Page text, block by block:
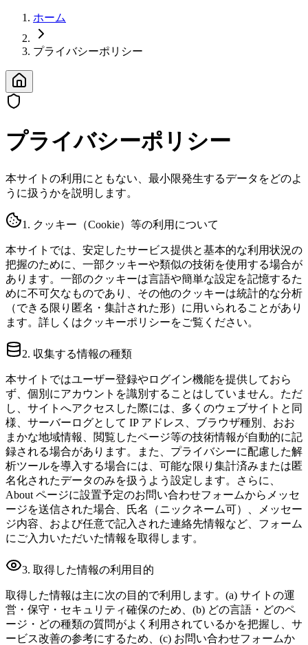
ホーム
プライバシーポリシー
プライバシーポリシー
本サイトの利用にともない、最小限発生するデータをどのよ
うに扱うかを説明します。
1. クッキー（Cookie）等の利用について
本サイトでは、安定したサービス提供と基本的な利用状況の
把握のために、一部クッキーや類似の技術を使用する場合が
あります。一部のクッキーは言語や簡単な設定を記憶するた
めに不可欠なものであり、その他のクッキーは統計的な分析
（できる限り匿名・集計された形）に用いられることがあり
ます。詳しくはクッキーポリシーをご覧ください。
2. 収集する情報の種類
本サイトではユーザー登録やログイン機能を提供しておら
ず、個別にアカウントを識別することはしていません。ただ
し、サイトへアクセスした際には、多くのウェブサイトと同
様、サーバーログとして IP アドレス、ブラウザ種別、おお
まかな地域情報、閲覧したページ等の技術情報が自動的に記
録される場合があります。また、プライバシーに配慮した解
析ツールを導入する場合には、可能な限り集計済みまたは匿
名化されたデータのみを扱うよう設定します。さらに、
About ページに設置予定のお問い合わせフォームからメッセ
ージを送信された場合、氏名（ニックネーム可）、メッセー
ジ内容、および任意で記入された連絡先情報など、フォーム
にご入力いただいた情報を取得します。
3. 取得した情報の利用目的
取得した情報は主に次の目的で利用します。(a) サイトの運
営・保守・セキュリティ確保のため、(b) どの言語・どのペ
ージ・どの種類の質問がよく利用されているかを把握し、サ
ービス改善の参考にするため、(c) お問い合わせフォームか